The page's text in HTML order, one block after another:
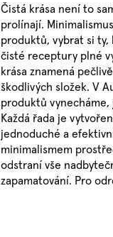
Čistá krása není to
prolínají.
produktů, vybrat si ty,
čisté receptury plné
krása znamená
škodlivých složek. V
produktů
Každá řada je
jednoduché a
minimalismem
odstraní vše
zapamatování. Pro